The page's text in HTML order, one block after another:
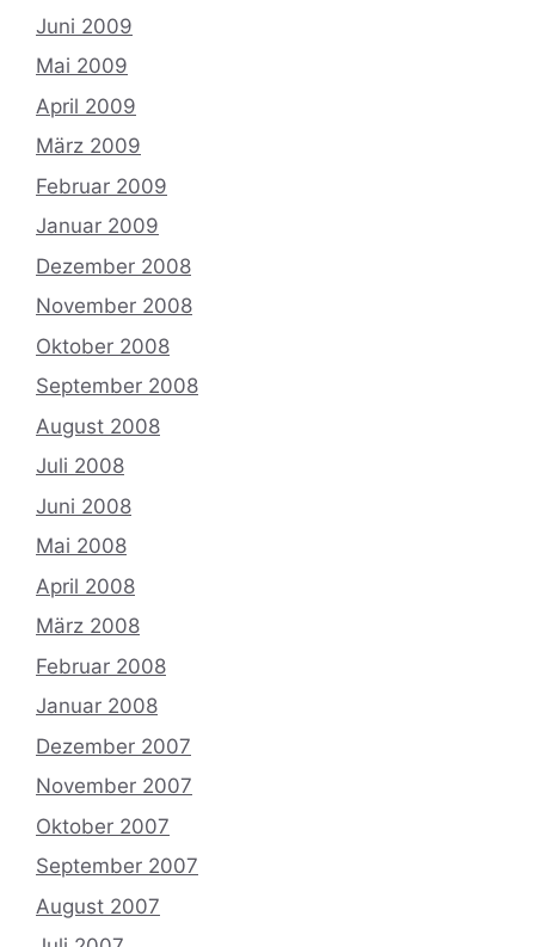
Juni 2009
Mai 2009
April 2009
März 2009
Februar 2009
Januar 2009
Dezember 2008
November 2008
Oktober 2008
September 2008
August 2008
Juli 2008
Juni 2008
Mai 2008
April 2008
März 2008
Februar 2008
Januar 2008
Dezember 2007
November 2007
Oktober 2007
September 2007
August 2007